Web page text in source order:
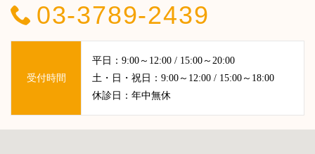
03-3789-2439
受付時間
平日：9:00～12:00 / 15:00～20:00
土・日・祝日：9:00～12:00 / 15:00～18:00
休診日：年中無休